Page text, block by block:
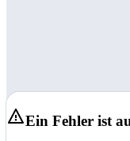
Ein Fehler ist